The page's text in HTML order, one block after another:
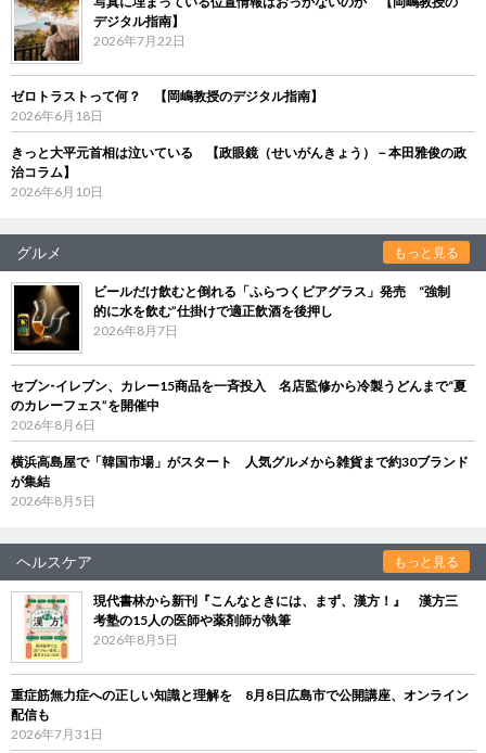
デジタル指南】
2026年7月22日
ゼロトラストって何？ 【岡嶋教授のデジタル指南】
2026年6月18日
きっと大平元首相は泣いている 【政眼鏡（せいがんきょう）－本田雅俊の政
治コラム】
2026年6月10日
グルメ もっと見る
ビールだけ飲むと倒れる「ふらつくビアグラス」発売 “強制
的に水を飲む”仕掛けで適正飲酒を後押し
2026年8月7日
セブン‐イレブン、カレー15商品を一斉投入 名店監修から冷製うどんまで“夏
のカレーフェス”を開催中
2026年8月6日
横浜高島屋で「韓国市場」がスタート 人気グルメから雑貨まで約30ブランド
が集結
2026年8月5日
ヘルスケア もっと見る
現代書林から新刊『こんなときには、まず、漢方！』 漢方三
考塾の15人の医師や薬剤師が執筆
2026年8月5日
重症筋無力症への正しい知識と理解を 8月8日広島市で公開講座、オンライン
配信も
2026年7月31日